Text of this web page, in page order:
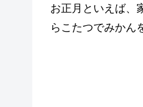
お正月といえば、
らこたつでみかん